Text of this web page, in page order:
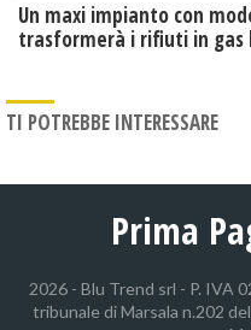
Un maxi impianto con
trasformerà i rifiuti in gas
TI POTREBBE INTERESSARE
Prima
2026 - Blu Trend srl - P. IVA
tribunale di Marsala n.202